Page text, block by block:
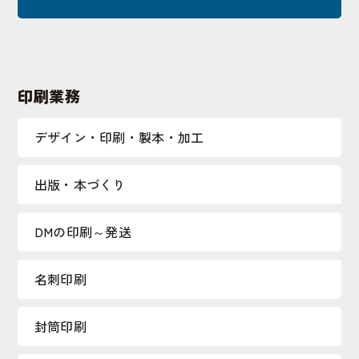
印刷業務
デザイン・印刷・製本・加工
出版・本づくり
DMの印刷～発送
名刺印刷
封筒印刷